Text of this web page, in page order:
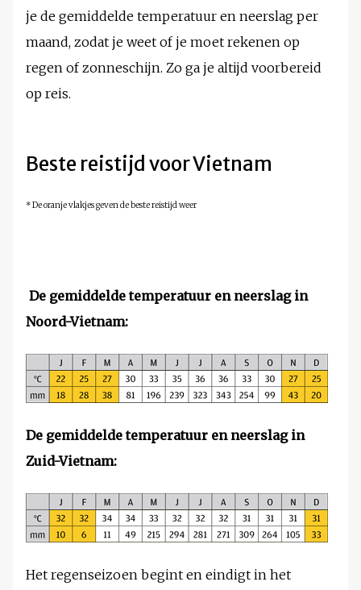
je de gemiddelde temperatuur en neerslag per
maand, zodat je weet of je moet rekenen op
regen of zonneschijn. Zo ga je altijd voorbereid
op reis.
Beste reistijd voor Vietnam
* De oranje vlakjes geven de beste reistijd weer
De gemiddelde temperatuur en neerslag in
Noord-Vietnam:
De gemiddelde temperatuur en neerslag in
Zuid-Vietnam:
Het regenseizoen begint en eindigt in het